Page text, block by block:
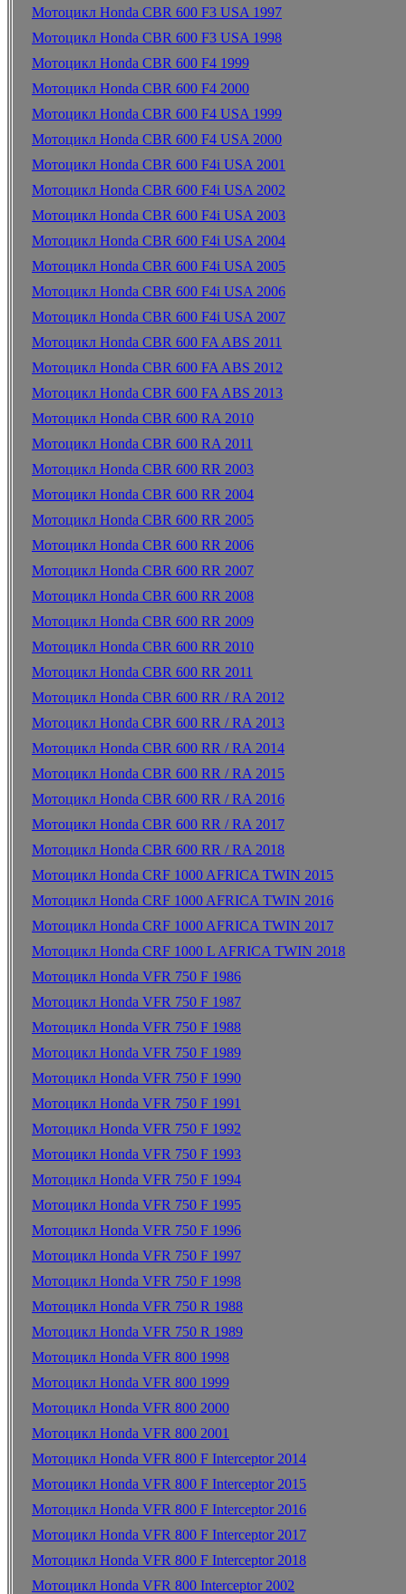
Мотоцикл Honda CBR 600 F3 USA 1997
Мотоцикл Honda CBR 600 F3 USA 1998
Мотоцикл Honda CBR 600 F4 1999
Мотоцикл Honda CBR 600 F4 2000
Мотоцикл Honda CBR 600 F4 USA 1999
Мотоцикл Honda CBR 600 F4 USA 2000
Мотоцикл Honda CBR 600 F4i USA 2001
Мотоцикл Honda CBR 600 F4i USA 2002
Мотоцикл Honda CBR 600 F4i USA 2003
Мотоцикл Honda CBR 600 F4i USA 2004
Мотоцикл Honda CBR 600 F4i USA 2005
Мотоцикл Honda CBR 600 F4i USA 2006
Мотоцикл Honda CBR 600 F4i USA 2007
Мотоцикл Honda CBR 600 FA ABS 2011
Мотоцикл Honda CBR 600 FA ABS 2012
Мотоцикл Honda CBR 600 FA ABS 2013
Мотоцикл Honda CBR 600 RA 2010
Мотоцикл Honda CBR 600 RA 2011
Мотоцикл Honda CBR 600 RR 2003
Мотоцикл Honda CBR 600 RR 2004
Мотоцикл Honda CBR 600 RR 2005
Мотоцикл Honda CBR 600 RR 2006
Мотоцикл Honda CBR 600 RR 2007
Мотоцикл Honda CBR 600 RR 2008
Мотоцикл Honda CBR 600 RR 2009
Мотоцикл Honda CBR 600 RR 2010
Мотоцикл Honda CBR 600 RR 2011
Мотоцикл Honda CBR 600 RR / RA 2012
Мотоцикл Honda CBR 600 RR / RA 2013
Мотоцикл Honda CBR 600 RR / RA 2014
Мотоцикл Honda CBR 600 RR / RA 2015
Мотоцикл Honda CBR 600 RR / RA 2016
Мотоцикл Honda CBR 600 RR / RA 2017
Мотоцикл Honda CBR 600 RR / RA 2018
Мотоцикл Honda CRF 1000 AFRICA TWIN 2015
Мотоцикл Honda CRF 1000 AFRICA TWIN 2016
Мотоцикл Honda CRF 1000 AFRICA TWIN 2017
Мотоцикл Honda CRF 1000 L AFRICA TWIN 2018
Мотоцикл Honda VFR 750 F 1986
Мотоцикл Honda VFR 750 F 1987
Мотоцикл Honda VFR 750 F 1988
Мотоцикл Honda VFR 750 F 1989
Мотоцикл Honda VFR 750 F 1990
Мотоцикл Honda VFR 750 F 1991
Мотоцикл Honda VFR 750 F 1992
Мотоцикл Honda VFR 750 F 1993
Мотоцикл Honda VFR 750 F 1994
Мотоцикл Honda VFR 750 F 1995
Мотоцикл Honda VFR 750 F 1996
Мотоцикл Honda VFR 750 F 1997
Мотоцикл Honda VFR 750 F 1998
Мотоцикл Honda VFR 750 R 1988
Мотоцикл Honda VFR 750 R 1989
Мотоцикл Honda VFR 800 1998
Мотоцикл Honda VFR 800 1999
Мотоцикл Honda VFR 800 2000
Мотоцикл Honda VFR 800 2001
Мотоцикл Honda VFR 800 F Interceptor 2014
Мотоцикл Honda VFR 800 F Interceptor 2015
Мотоцикл Honda VFR 800 F Interceptor 2016
Мотоцикл Honda VFR 800 F Interceptor 2017
Мотоцикл Honda VFR 800 F Interceptor 2018
Мотоцикл Honda VFR 800 Interceptor 2002